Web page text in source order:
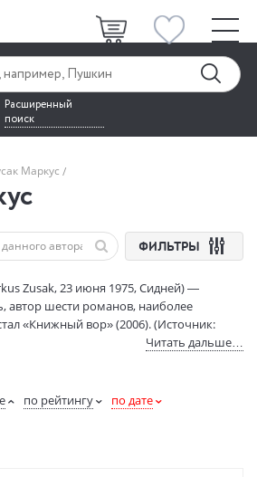
Расширенный
поиск
Маркус
ФИЛЬТРЫ
Zusak, 23 июня 1975, Сидней) —
автор шести романов, наиболее
«Книжный вор» (2006). (Источник:
Читать дальше…
по рейтингу по дате